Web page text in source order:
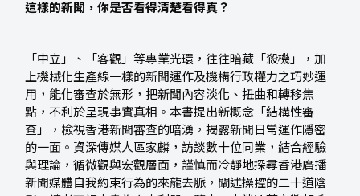
這樣的新聞，你是否看得清楚看得真？
「中立」、「客觀」等專業光環，往往暗藏「殺機」，加
上機械化生產線一樣的新聞運作及機構行政權力之巧妙運
用，能化審查於無形，把新聞內容淡化、扭曲和轉移焦
點，不利於呈現事實真相。本書提出新概念「結構性審
查」，檢視香港新聞審查的暗湧，揭露新聞日常運作隱密
的一面。資深傳媒人區家麟，訪談數十位同業，結合經驗
與理論，循微觀與宏觀層面，謹慎而冷靜地探尋香港廣播
新聞媒體自我約束行為的來龍去脈，闡述操控的二十道陰